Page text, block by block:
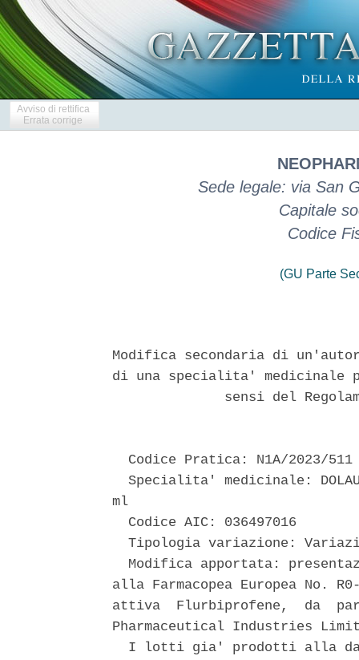
Avviso di rettifica
Errata corrige
Sede legale: via San
Capitale
Codice
(GU Parte
Modifica secondaria di
di una specialita' medicinale
sensi del
Codice Pratica: N1A/2023/
Specialita' medicinale:
ml
  Codice AIC: 036497016
Tipologia variazione:
Modifica apportata:
alla Farmacopea Europea No.
attiva  Flurbiprofene,  da
Pharmaceutical Industries
I lotti gia' prodotti alla